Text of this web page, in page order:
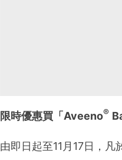
限時優惠買「Aveeno®
由即日起至11月17日，